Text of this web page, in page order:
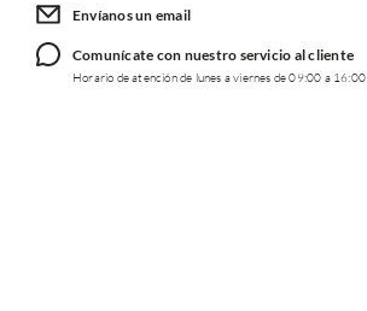
Envíanos un email
Comunícate con nuestro servicio al cliente
Horario de atención de lunes a viernes de 09:00 a 16:00